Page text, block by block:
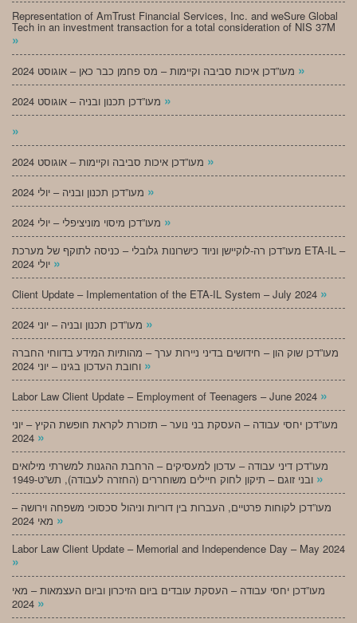
Representation of AmTrust Financial Services, Inc. and weSure Global
Tech in an investment transaction for a total consideration of NIS 37M
»
»
»
»
»
»
»
מעו”דכן רה-לוקיישן וניוד כישרונות גלובלי – כניסה לתוקף של מערכת ETA-IL –
»
Client Update – Implementation of the ETA-IL System – July 2024 »
»
מעו”דכן שוק הון – חידושים בדיני ניירות ערך – מהותיות המידע בדווחי החברה
»
Labor Law Client Update – Employment of Teenagers – June 2024 »
מעו”דכן יחסי עבודה – העסקת בני נוער – תזכורת לקראת חופשת הקיץ – יוני
»
מעו”דכן דיני עבודה – עדכון למעסיקים – הרחבת ההגנות למשרתי מילואים
»
מעו”דכן לקוחות פרטיים, העברות בין דוריות וניהול סכסוכי משפחה וירושה –
»
Labor Law Client Update – Memorial and Independence Day – May 2024
»
מעו”דכן יחסי עבודה – העסקת עובדים ביום הזיכרון וביום העצמאות – מאי
»